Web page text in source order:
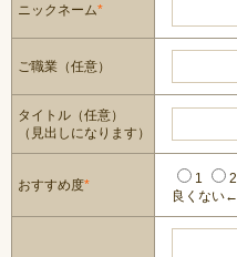
ニックネーム*
ご職業（任意）
タイトル（任意）
（見出しになります）
おすすめ度* 1 2
良くない←